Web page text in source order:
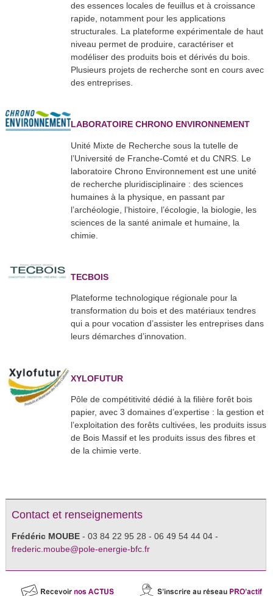
des essences locales de feuillus et à croissance
rapide, notamment pour les applications
structurales. La plateforme expérimentale de haut
niveau permet de produire, caractériser et
modéliser des produits bois et dérivés du bois.
Plusieurs projets de recherche sont en cours avec
des entreprises.
LABORATOIRE CHRONO ENVIRONNEMENT
Unité Mixte de Recherche sous la tutelle de
l’Université de Franche-Comté et du CNRS. Le
laboratoire Chrono Environnement est une unité
de recherche pluridisciplinaire : des sciences
humaines à la physique, en passant par
l’archéologie, l’histoire, l’écologie, la biologie, les
sciences de la santé animale et humaine, la
chimie.
TECBOIS
Plateforme technologique régionale pour la
transformation du bois et des matériaux tendres
qui a pour vocation d’assister les entreprises dans
leurs démarches d’innovation.
XYLOFUTUR
Pôle de compétitivité dédié à la filière forêt bois
papier, avec 3 domaines d’expertise : la gestion et
l’exploitation des forêts cultivées, les produits issus
de Bois Massif et les produits issus des fibres et
de la chimie verte.
Contact et renseignements
Frédéric MOUBE- 03 84 22 95 28 - 06 49 54 44 04 -
frederic.moube@pole-energie-bfc.fr